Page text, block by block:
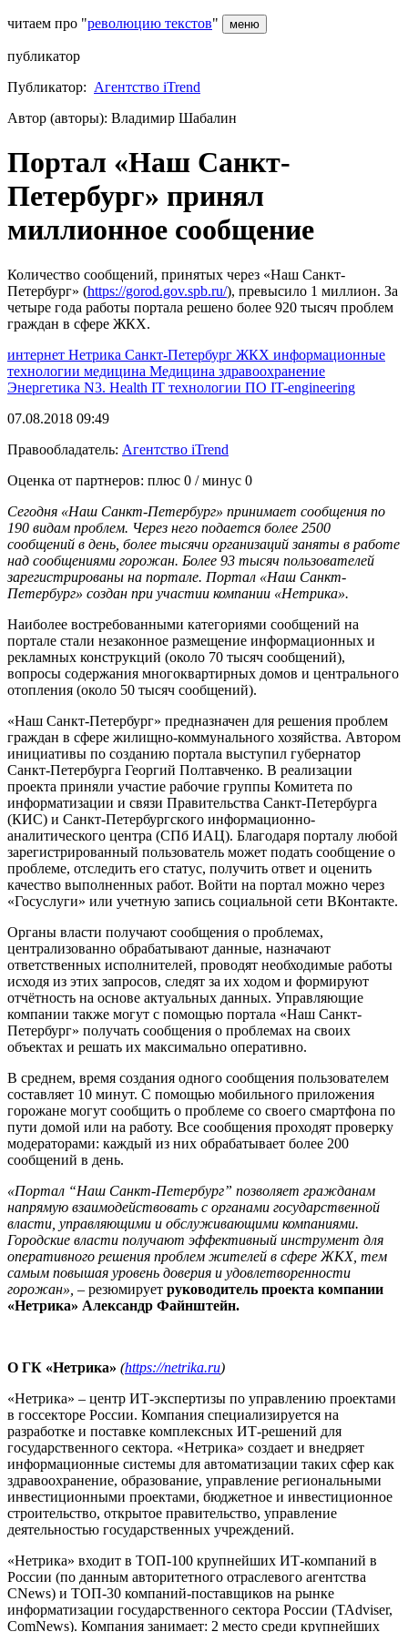
читаем про "революцию текстов" меню
публикатор
Публикатор: Агентство iTrend
Автор (авторы): Владимир Шабалин
Портал «Наш Санкт-
Петербург» принял
миллионное сообщение
Количество сообщений, принятых через «Наш Санкт-
Петербург» (https://gorod.gov.spb.ru/), превысило 1 миллион. За
четыре года работы портала решено более 920 тысяч проблем
граждан в сфере ЖКХ.
интернет Нетрика Санкт-Петербург ЖКХ информационные
технологии медицина Медицина здравоохранение
Энергетика N3. Health IT технологии ПО IT-engineering
07.08.2018 09:49
Правообладатель: Агентство iTrend
Оценка от партнеров: плюс 0 / минус 0
Сегодня «Наш Санкт-Петербург» принимает сообщения по
190 видам проблем. Через него подается более 2500
сообщений в день, более тысячи организаций заняты в работе
над сообщениями горожан. Более 93 тысяч пользователей
зарегистрированы на портале. Портал «Наш Санкт-
Петербург» создан при участии компании «Нетрика».
Наиболее востребованными категориями сообщений на
портале стали незаконное размещение информационных и
рекламных конструкций (около 70 тысяч сообщений),
вопросы содержания многоквартирных домов и центрального
отопления (около 50 тысяч сообщений).
«Наш Санкт-Петербург» предназначен для решения проблем
граждан в сфере жилищно-коммунального хозяйства. Автором
инициативы по созданию портала выступил губернатор
Санкт-Петербурга Георгий Полтавченко. В реализации
проекта приняли участие рабочие группы Комитета по
информатизации и связи Правительства Санкт-Петербурга
(КИС) и Санкт-Петербургского информационно-
аналитического центра (СПб ИАЦ). Благодаря порталу любой
зарегистрированный пользователь может подать сообщение о
проблеме, отследить его статус, получить ответ и оценить
качество выполненных работ. Войти на портал можно через
«Госуслуги» или учетную запись социальной сети ВКонтакте.
Органы власти получают сообщения о проблемах,
централизованно обрабатывают данные, назначают
ответственных исполнителей, проводят необходимые работы
исходя из этих запросов, следят за их ходом и формируют
отчётность на основе актуальных данных. Управляющие
компании также могут с помощью портала «Наш Санкт-
Петербург» получать сообщения о проблемах на своих
объектах и решать их максимально оперативно.
В среднем, время создания одного сообщения пользователем
составляет 10 минут. С помощью мобильного приложения
горожане могут сообщить о проблеме со своего смартфона по
пути домой или на работу. Все сообщения проходят проверку
модераторами: каждый из них обрабатывает более 200
сообщений в день.
«Портал “Наш Санкт-Петербург” позволяет гражданам
напрямую взаимодействовать с органами государственной
власти, управляющими и обслуживающими компаниями.
Городские власти получают эффективный инструмент для
оперативного решения проблем жителей в сфере ЖКХ, тем
самым повышая уровень доверия и удовлетворенности
горожан», – резюмирует руководитель проекта компании
«Нетрика» Александр Файнштейн.
О ГК «Нетрика» (https://netrika.ru)
«Нетрика» – центр ИТ-экспертизы по управлению проектами
в госсекторе России. Компания специализируется на
разработке и поставке комплексных ИТ-решений для
государственного сектора. «Нетрика» создает и внедряет
информационные системы для автоматизации таких сфер как
здравоохранение, образование, управление региональными
инвестиционными проектами, бюджетное и инвестиционное
строительство, открытое правительство, управление
деятельностью государственных учреждений.
«Нетрика» входит в ТОП-100 крупнейших ИТ-компаний в
России (по данным авторитетного отраслевого агентства
CNews) и ТОП-30 компаний-поставщиков на рынке
информатизации государственного сектора России (TAdviser,
СomNews). Компания занимает: 2 место среди крупнейших